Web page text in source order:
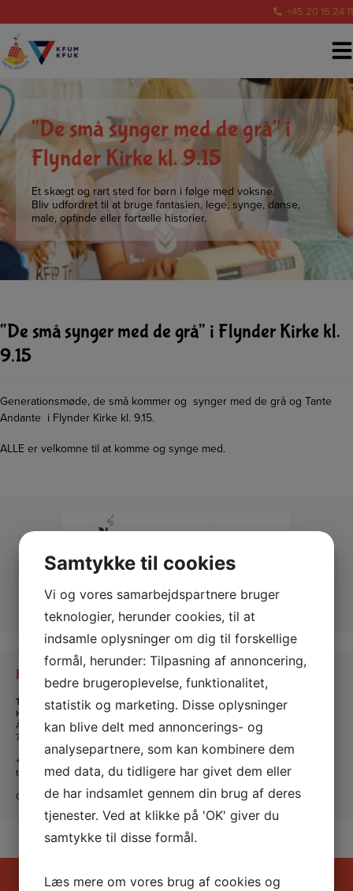
indholdet
+45 20 16 24 11
“De små synger med de grå” i
Flynder Kirke kl. 9.15
Et skægt og rart sted for børn i følge med voksne.
Bliv udfordret til at bruge fantasien, lege, synge, danse,
male, opfinde eller fortælle historier.
“De små synger med de grå” i Flynder Kirke kl.
9.15
Generationsmøde, de små kommer og synger med de grå og Tante
Andante i Flynder Kirke kl. 9.15.
ALLE er velkomne til at komme og synge med.
Kontakt os
Tante Andante Hus
KFUM og KFUK i Lemvig
Ågade 5
7620 Lemvig
+45 20 16 24 11
tanteandante@kfum-kfuk.dk
CVR: 30771397
Samtykke til cookies
Vi og vores samarbejdspartnere bruger
teknologier, herunder cookies, til at
indsamle oplysninger om dig til forskellige
formål, herunder: Tilpasning af annoncering,
bedre brugeroplevelse, funktionalitet,
statistik og marketing. Disse oplysninger
kan blive delt med annoncerings- og
analysepartnere, som kan kombinere dem
med data, du tidligere har givet dem eller
de har indsamlet gennem din brug af deres
tjenester. Ved at klikke på 'OK' giver du
samtykke til disse formål.
Læs mere om vores brug af cookies og